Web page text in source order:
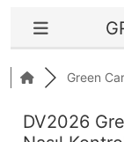
Green
DV2026